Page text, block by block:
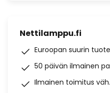
Nettilamppu.fi
Euroopan suurin
50 päivän ilmainen
Ilmainen toimitus